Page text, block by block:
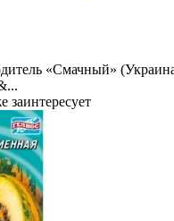
«Смачный»
заинтересует